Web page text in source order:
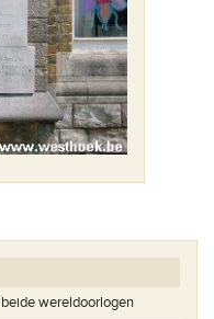
wereldoorlogen